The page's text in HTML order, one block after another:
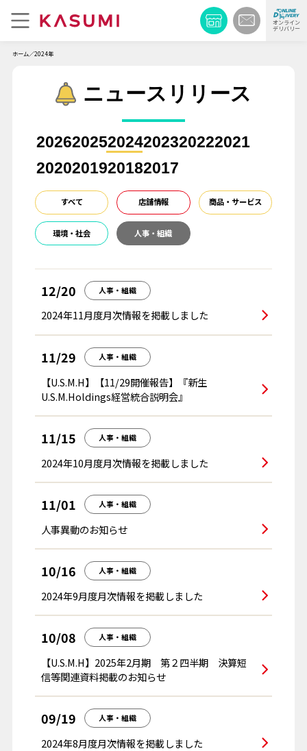
オンライン
デリバリー
ホーム 2024年
ニュースリリース
202620252024202320222021
2020201920182017
すべて 店舗情報 商品・サービス
環境・社会 人事・組織
12/20 人事・組織
2024年11月度月次情報を掲載しました
11/29 人事・組織
【U.S.M.H】【11/29開催報告】『新生
U.S.M.Holdings経営統合説明会』
11/15 人事・組織
2024年10月度月次情報を掲載しました
11/01 人事・組織
人事異動のお知らせ
10/16 人事・組織
2024年9月度月次情報を掲載しました
10/08 人事・組織
【U.S.M.H】2025年2月期 第２四半期 決算短
信等関連資料掲載のお知らせ
09/19 人事・組織
2024年8月度月次情報を掲載しました